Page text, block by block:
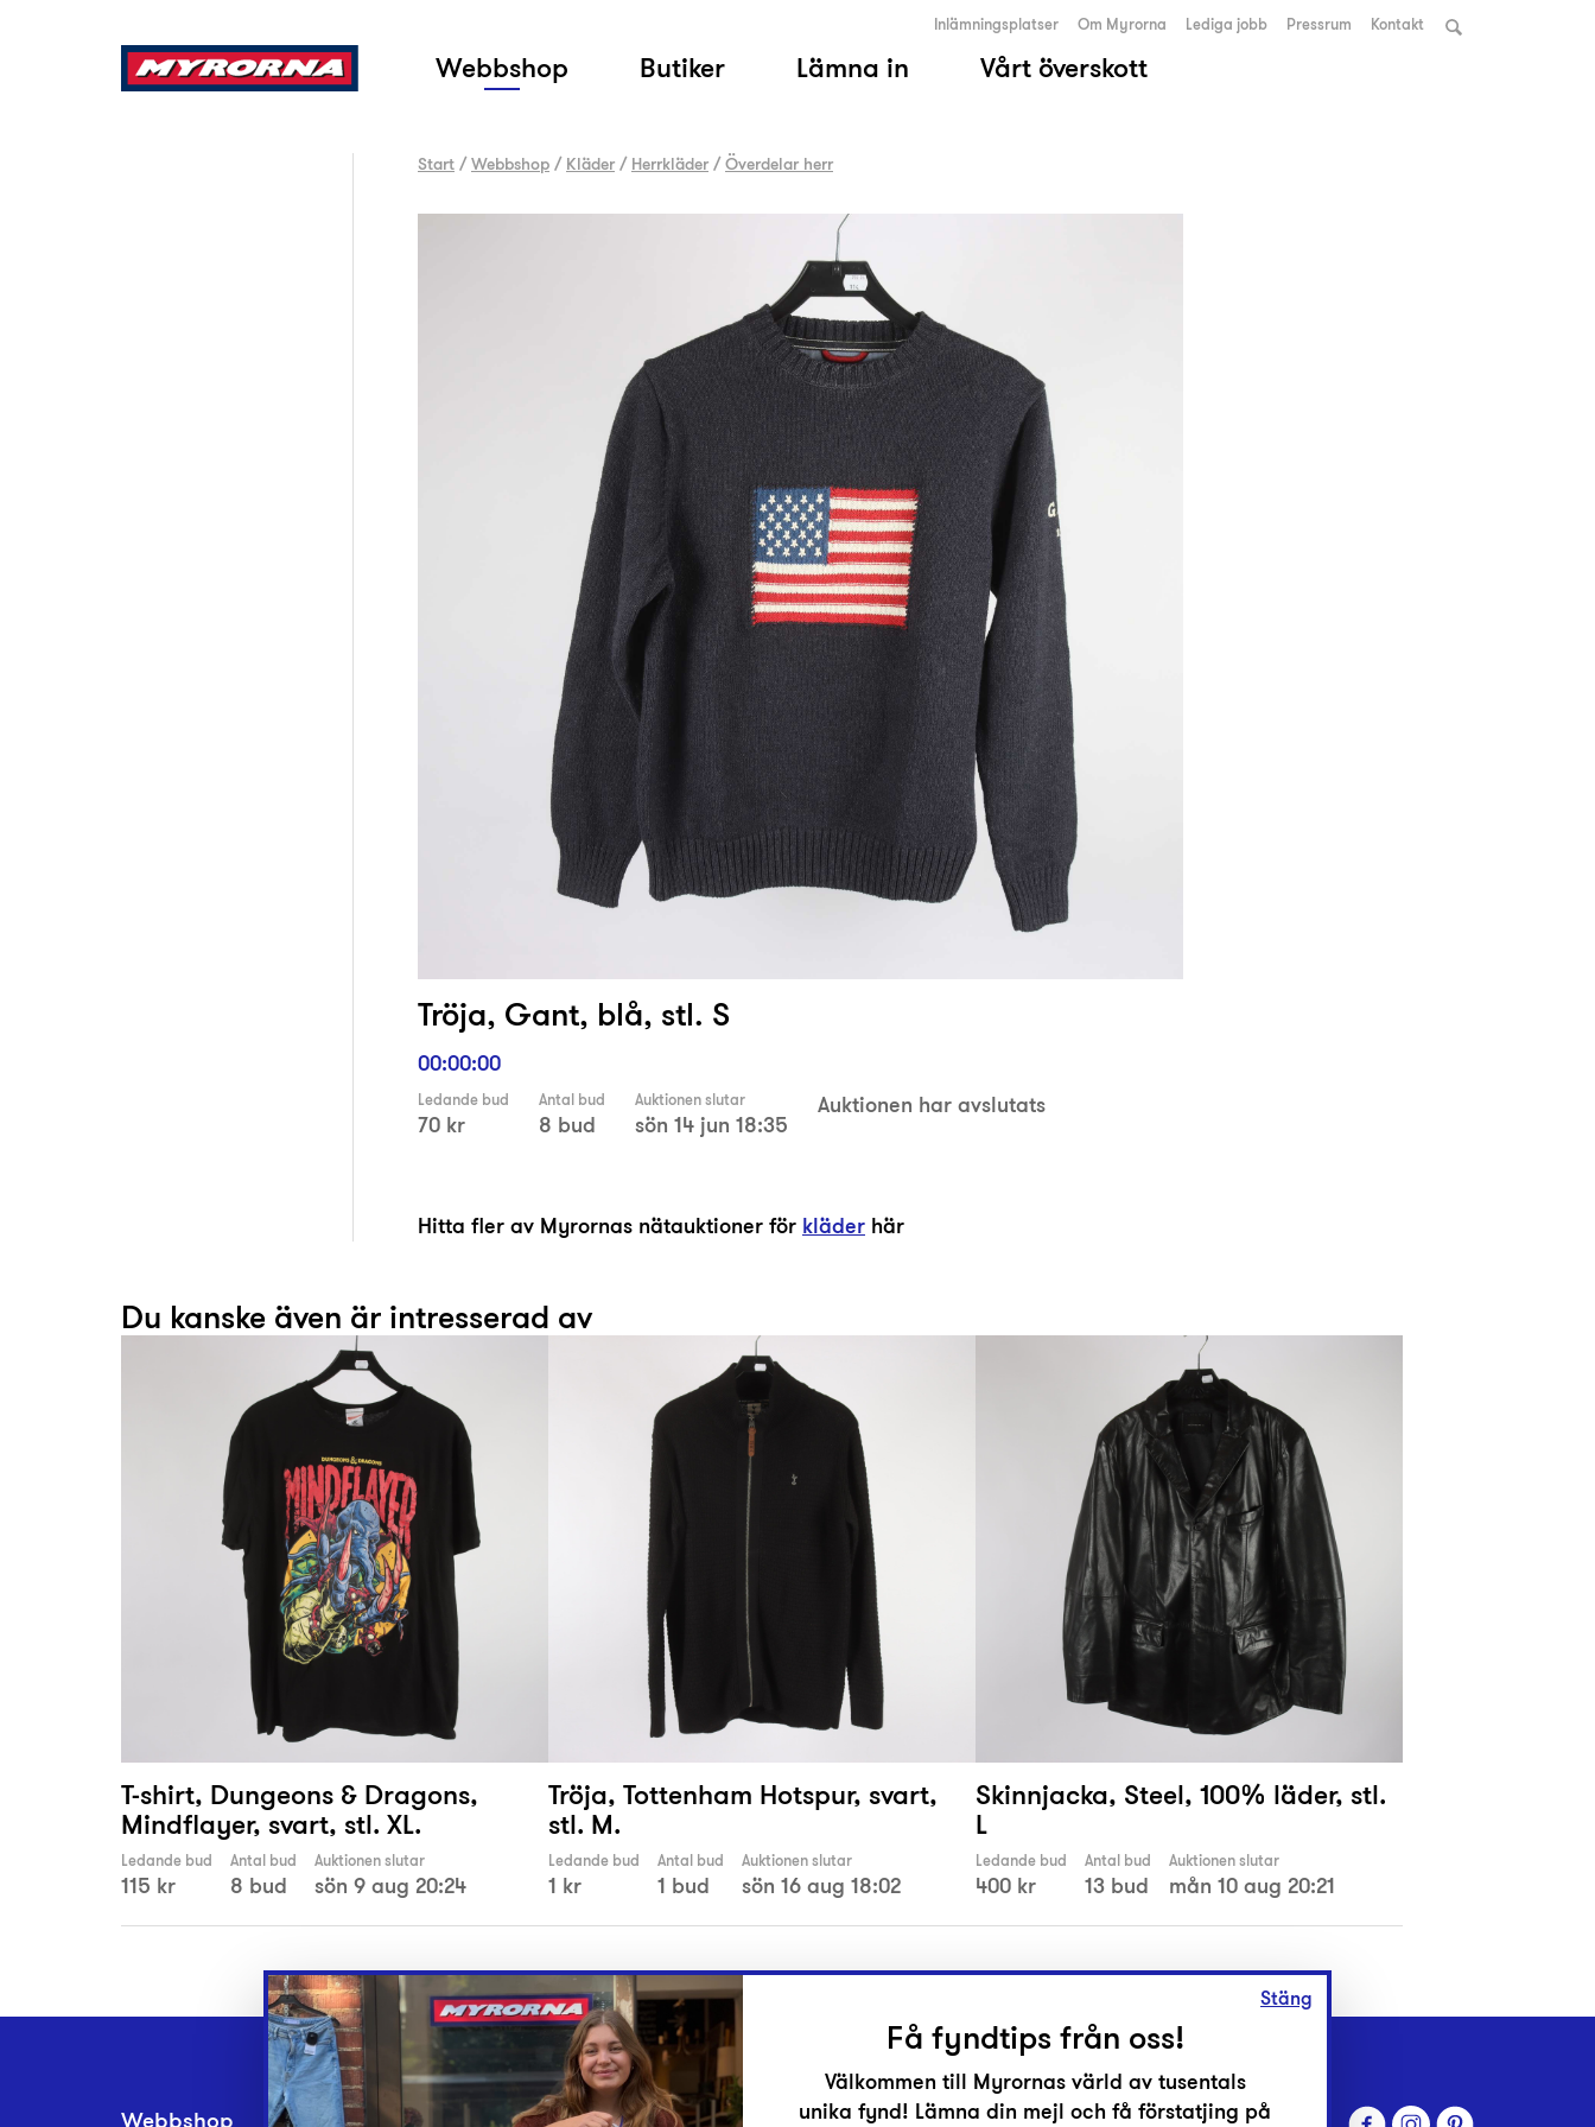
Webbshop Butiker Lämna in Vårt överskott
Inlämningsplatser Om Myrorna Lediga jobb Pressrum Kontakt
Start /Webbshop / Kläder / Herrkläder /Överdelar herr
Tröja, Gant, blå, stl. S
00:00:00
Ledande bud
70 kr
Antal bud
8 bud
Auktionen slutar
sön 14 jun 18:35
Auktionen har avslutats
Hitta fler av Myrornas nätauktioner för kläder här
Du kanske även är intresserad av
T-shirt, Dungeons & Dragons,
Mindflayer, svart, stl. XL.
Ledande bud
115 kr
Antal bud
8 bud
Auktionen slutar
sön 9 aug 20:24
Tröja, Tottenham Hotspur, svart,
stl. M.
Ledande bud
1 kr
Antal bud
1 bud
Auktionen slutar
sön 16 aug 18:02
Skinnjacka, Steel, 100% läder, stl.
L
Ledande bud
400 kr
Antal bud
13 bud
Auktionen slutar
mån 10 aug 20:21
Stäng
Få fyndtips från oss!
Välkommen till Myrornas värld av tusentals
unika fynd! Lämna din mejl och få förstatjing på